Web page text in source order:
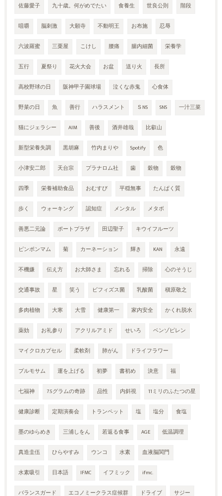
佐藤愛子 九十歳。何がめでたい 食養生 世良公則 階段
咀嚼 脳刺激 大願寺 不動明王 お布施 忍辱
六波羅蜜 三栗屋 こけし 腰痛 腸内細菌 栄養学
五行 夏祭り 花火大会 お盆 送り火 長所
高校野球の日 阪神甲子園球場 泣くな赤鬼 心食体
野菜の日 魚 善行 ハラスメント ＳNS SNS 一汁三菜
猫にジェラシー AIM 善後 酒井雄哉 比叡山
新型栄養失調 黒胡麻 竹内まりや Spotify 色
小津安二郎 天台宗 プラナロム社 歯 穀物 穀物
四季 栄養補助食品 おむすび 平穏無事 たんぱく質
歩く ウォーキング 認知症 メンタル メタボ
善悪二元論 ポートプラザ 田辺聖子 キウイフルーツ
ピンポンマム 菊 カーネーション 輝き KAN 永遠
不機嫌 伝え方 お大師さま 忘れる 掃除 心のそうじ
交通事故 星 笑う ビフィズス菌 乳酸菌 槇原敬之
多肉植物 大寒 大雪 健康第一 家内安全 かくれ脱水
薬効 お礼参り アクリルアミド せいろ ベンゾピレン
マイクロカプセル 柔軟剤 肺がん ドライフラワー
プルモサム 運を上げる 初夢 書初め 決意 福
七福神 7.5グラムの奇跡 品性 内斜視 11ミリのふたつの星
健康診断 定期演奏会 トランペット 塩 塩分 食塩
墨のゆらめき 三浦しをん 若返る食事 AGE 低温調理
真造圭伍 ひらやすみ ウンコ 水素 血液脳関門
水素吸引 日本語 IFMC イフミック ifmc.
バランスガード エコノミークラス症候群 ドライブ サジー